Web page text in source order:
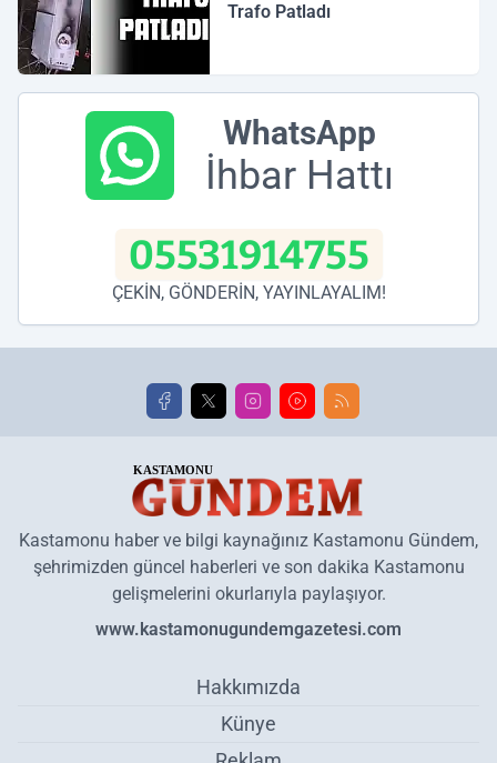
Trafo Patladı
WhatsApp
İhbar Hattı
05531914755
ÇEKİN, GÖNDERİN, YAYINLAYALIM!
Kastamonu haber ve bilgi kaynağınız Kastamonu Gündem,
şehrimizden güncel haberleri ve son dakika Kastamonu
gelişmelerini okurlarıyla paylaşıyor.
www.kastamonugundemgazetesi.com
Hakkımızda
Künye